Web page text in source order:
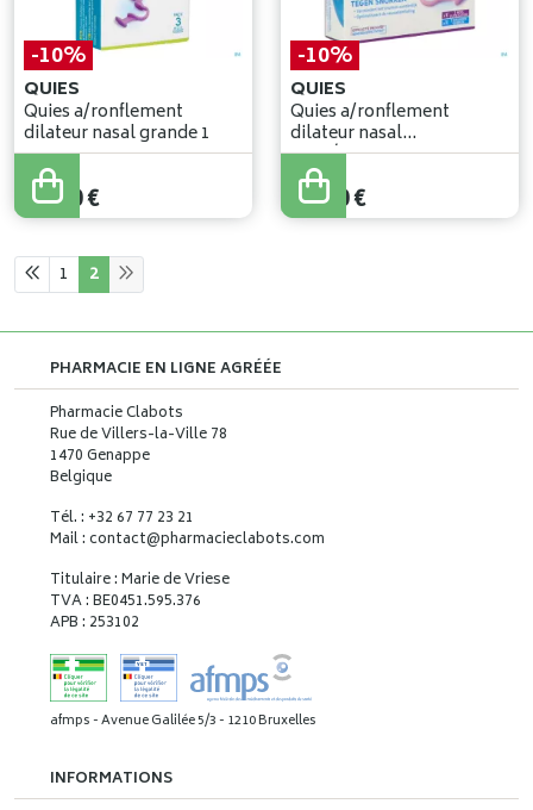
-10%
QUIES
Quies a/ronflement
dilateur nasal grande 1
19,22
17,30€
-10%
QUIES
Quies a/ronflement
dilateur nasal
petit/moyen 1
19,22
17,30€
1 2
PHARMACIE EN LIGNE AGRÉÉE
Pharmacie Clabots
Rue de Villers-la-Ville 78
1470 Genappe
Belgique
Tél. : +32 67 77 23 21
Mail : contact@pharmacieclabots.com
Titulaire : Marie de Vriese
TVA : BE0451.595.376
APB : 253102
afmps - Avenue Galilée 5/3 - 1210 Bruxelles
INFORMATIONS